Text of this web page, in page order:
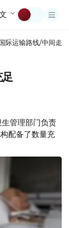
际运输路线/中间走廊
管理部门负责
配备了数量充